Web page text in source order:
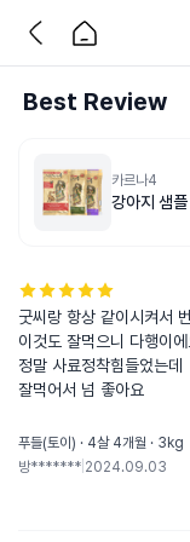
Best Review
카르나4
강아지 샘
굿씨랑 항상 같이시켜서
이것도 잘먹으니 다행이에
정말 사료정착힘들었는데
잘먹어서 넘 좋아요
푸들(토이) · 4살 4개월 · 3kg
방******* 2024.09.03